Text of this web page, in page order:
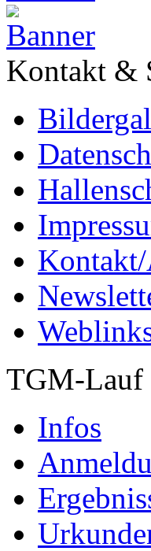
Kontakt &
TGM-Lauf
Infos